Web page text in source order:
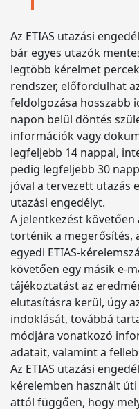
Az ETIAS utazási
bár egyes utazók
legtöbb kérelmet
rendszer, előfordulhat
feldolgozása hosszabb
napon belül döntés
információk vagy
legfeljebb 14 nappal,
pedig legfeljebb 30
jóval a tervezett utazás
utazási engedélyt.
A jelentkezést
történik a megerősítés,
egyedi ETIAS-
követően egy másik e-
tájékoztatást az
elutasításra kerül, úgy
indoklását, továbbá
módjára vonatkozó
adatait, valamint a
Az ETIAS utazási
kérelemben használt
attól függően, hogy